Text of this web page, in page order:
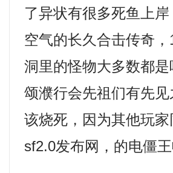
了异状有很多死鱼上
空气的长久合击传奇
洞里的怪物大多数都
颂濮行会先祖们有先
该烧死，因为其他玩
sf2.0发布网，的电僵